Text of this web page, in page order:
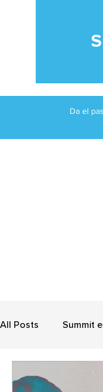
Da el
All Posts Summit
El Rey de David